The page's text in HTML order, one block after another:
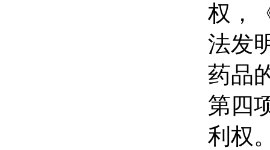
权，
法发
药品
第四
利权